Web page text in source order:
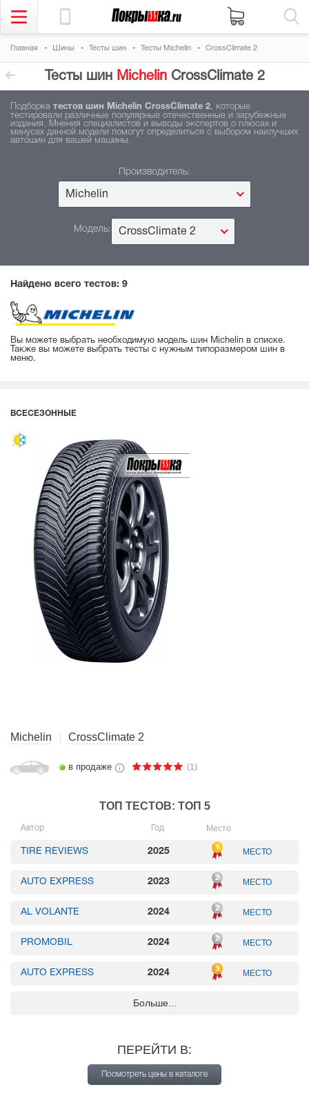
Главная Шины Тесты шин Тесты Michelin CrossClimate 2
Тесты шин MichelinCrossClimate 2
Подборка тестов шин Michelin CrossClimate 2, которые
тестировали различные популярные отечественные и зарубежные
издания. Мнения специалистов и выводы экспертов о плюсах и
минусах данной модели помогут определиться с выбором наилучших
автошин для вашей машины.
Производитель:
Michelin
Модель: CrossClimate 2
Найдено всего тестов: 9
Вы можете выбрать необходимую модель шин Michelin в списке.
Также вы можете выбрать тесты с нужным типоразмером шин в
меню.
ВСЕСЕЗОННЫЕ
Michelin CrossClimate 2
в продаже (1)
ТОП ТЕСТОВ: ТОП 5
Автор Год Место
TIRE REVIEWS 2025 МЕСТО
AUTO EXPRESS 2023 МЕСТО
AL VOLANTE 2024 МЕСТО
PROMOBIL 2024 МЕСТО
AUTO EXPRESS 2024 МЕСТО
2025
AUTO ZEITUNG 2023 5
Больше...
ПЕРЕЙТИ В:
Посмотреть цены в каталоге